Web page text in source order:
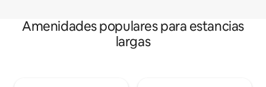
Amenidades populares para estancias
largas